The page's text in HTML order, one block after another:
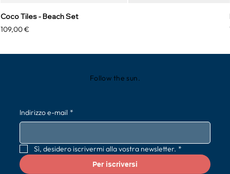
Coco Tiles - Beach Set
Prezzo
109,00 €
Follow the sun.
Indirizzo e-mail *
Sì, desidero iscrivermi alla vostra newsletter. *
Per iscriversi